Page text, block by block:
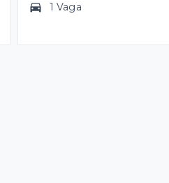
1 Vaga